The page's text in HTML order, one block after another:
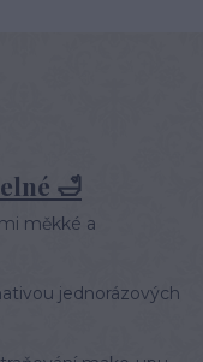
🛁
měkké a
jednorázových